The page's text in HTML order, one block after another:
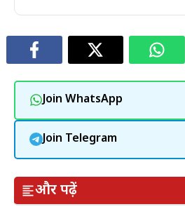
Join WhatsApp
Join Telegram
और पढ़ें